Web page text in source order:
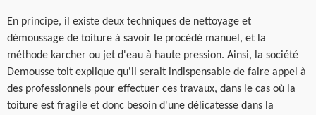
En principe, il existe deux techniques de nettoyage et
démoussage de toiture à savoir le procédé manuel, et la
méthode karcher ou jet d'eau à haute pression. Ainsi, la société
Demousse toit explique qu'il serait indispensable de faire appel à
des professionnels pour effectuer ces travaux, dans le cas où la
toiture est fragile et donc besoin d'une délicatesse dans la